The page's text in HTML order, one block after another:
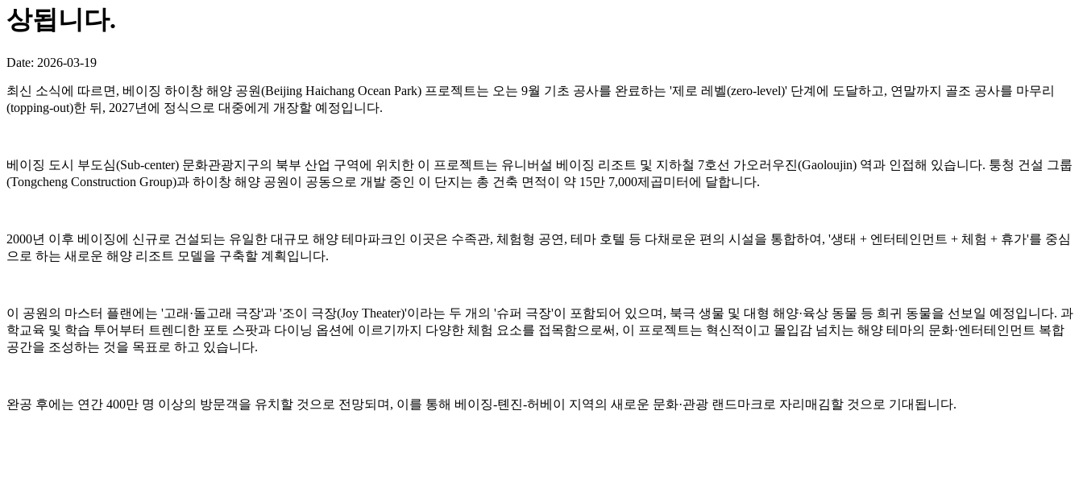
상됩니다.
Date: 2026-03-19
최신 소식에 따르면, 베이징 하이창 해양 공원(Beijing Haichang Ocean Park) 프로젝트는 오는 9월 기초 공사를 완료하는 '제로 레벨(zero-level)' 단계에 도달하고, 연말까지 골조 공사를 마무리
(topping-out)한 뒤, 2027년에 정식으로 대중에게 개장할 예정입니다.
베이징 도시 부도심(Sub-center) 문화관광지구의 북부 산업 구역에 위치한 이 프로젝트는 유니버설 베이징 리조트 및 지하철 7호선 가오러우진(Gaoloujin) 역과 인접해 있습니다. 퉁청 건설 그룹
(Tongcheng Construction Group)과 하이창 해양 공원이 공동으로 개발 중인 이 단지는 총 건축 면적이 약 15만 7,000제곱미터에 달합니다.
2000년 이후 베이징에 신규로 건설되는 유일한 대규모 해양 테마파크인 이곳은 수족관, 체험형 공연, 테마 호텔 등 다채로운 편의 시설을 통합하여, '생태 + 엔터테인먼트 + 체험 + 휴가'를 중심
으로 하는 새로운 해양 리조트 모델을 구축할 계획입니다.
이 공원의 마스터 플랜에는 '고래·돌고래 극장'과 '조이 극장(Joy Theater)'이라는 두 개의 '슈퍼 극장'이 포함되어 있으며, 북극 생물 및 대형 해양·육상 동물 등 희귀 동물을 선보일 예정입니다. 과
학교육 및 학습 투어부터 트렌디한 포토 스팟과 다이닝 옵션에 이르기까지 다양한 체험 요소를 접목함으로써, 이 프로젝트는 혁신적이고 몰입감 넘치는 해양 테마의 문화·엔터테인먼트 복합
공간을 조성하는 것을 목표로 하고 있습니다.
완공 후에는 연간 400만 명 이상의 방문객을 유치할 것으로 전망되며, 이를 통해 베이징-톈진-허베이 지역의 새로운 문화·관광 랜드마크로 자리매김할 것으로 기대됩니다.